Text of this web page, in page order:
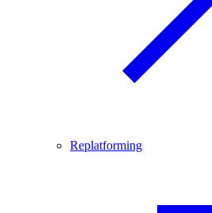
Replatforming